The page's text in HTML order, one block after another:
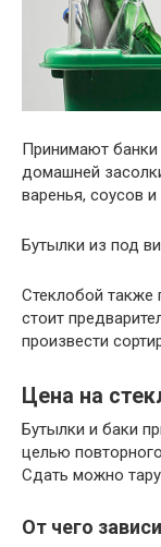
Принимают
домашней
варенья, соусов и
Бутылки из под
Стеклобой также
стоит
произвести
Цена на
Бутылки и баки
целью
Сдать можно
От чего